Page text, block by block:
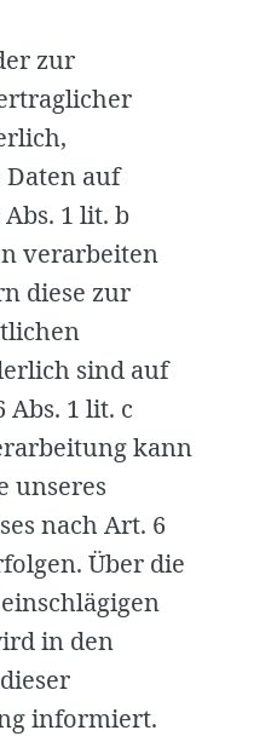
zur
auf
1 lit. b
verarbeiten
diese zur
sind auf
1 lit. c
kann
unseres
nach Art. 6
Über die
in den
informiert.